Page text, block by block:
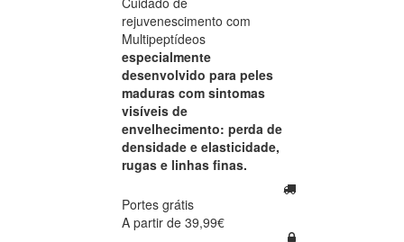
rejuvenescimento com
Multipeptídeos
especialmente
desenvolvido para peles
maduras com sintomas
visíveis de
envelhecimento: perda de
densidade e elasticidade,
rugas e linhas finas.
Portes grátis
A partir de 39,99€